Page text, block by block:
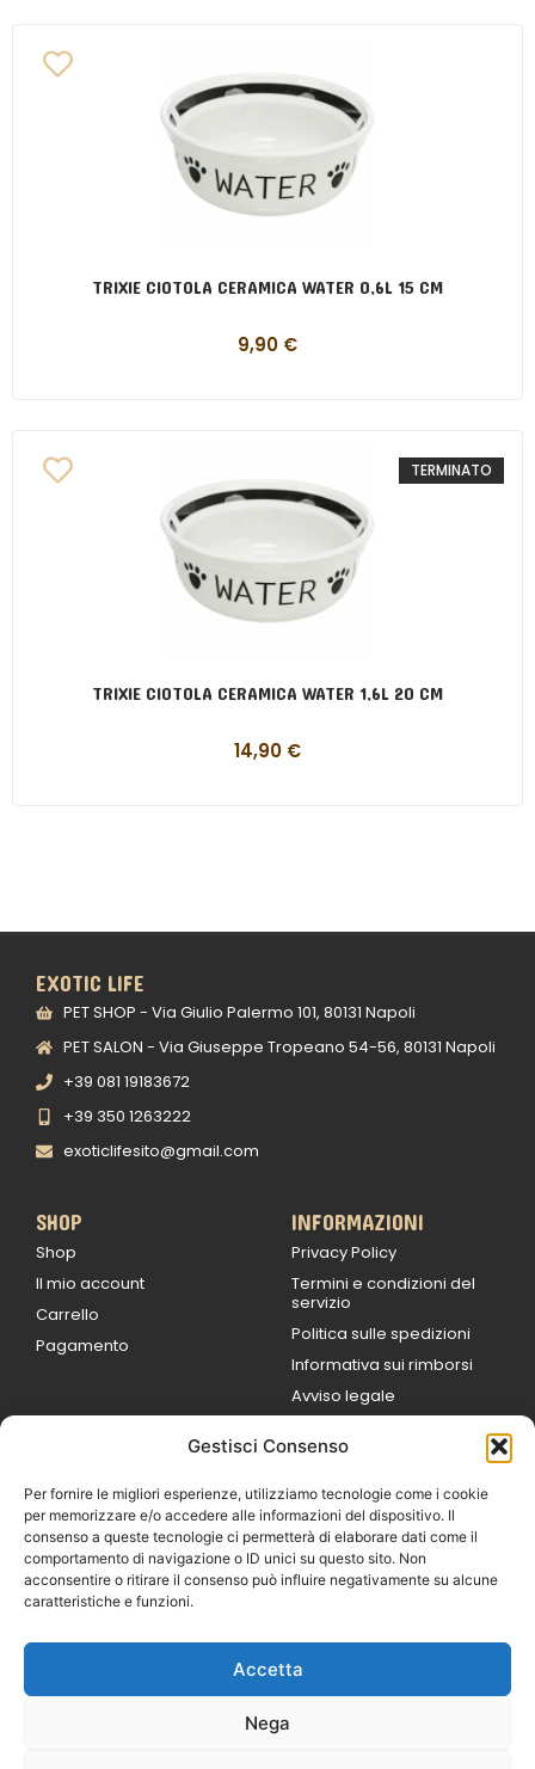
Gestisci Consenso
Per fornire le migliori esperienze, utilizziamo tecnologie come i cookie
per memorizzare e/o accedere alle informazioni del dispositivo. Il
consenso a queste tecnologie ci permetterà di elaborare dati come il
comportamento di navigazione o ID unici su questo sito. Non
acconsentire o ritirare il consenso può influire negativamente su alcune
caratteristiche e funzioni.
Accetta
Nega
TRIXIE CIOTOLA CERAMICA WATER 0,6L 15 CM
9,90 €
TERMINATO
TRIXIE CIOTOLA CERAMICA WATER 1,6L 20 CM
14,90 €
EXOTIC LIFE
PET SHOP - Via Giulio Palermo 101, 80131 Napoli
PET SALON - Via Giuseppe Tropeano 54-56, 80131 Napoli
+39 081 19183672
+39 350 1263222
exoticlifesito@gmail.com
SHOP
Shop
Il mio account
Carrello
Pagamento
INFORMAZIONI
Privacy Policy
Termini e condizioni del
servizio
Politica sulle spedizioni
Informativa sui rimborsi
Avviso legale
9:00
Sabato 09:00 /
14:00
16:30 / 20:00
Domenica
Castaldi Luca | P.IVA
IT07259351216